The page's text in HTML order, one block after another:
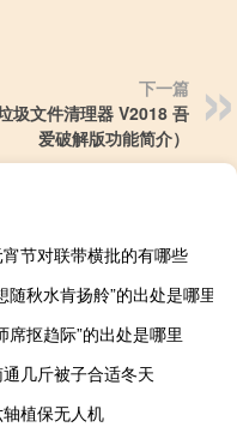
下一篇
圾文件清理器 V2018 吾
爱破解版功能简介）
宵节对联带横批的有哪些
随秋水肯扬舲”的出处是哪里
席抠趋际”的出处是哪里
几斤被子合适冬天
植保无人机